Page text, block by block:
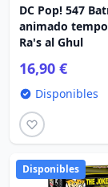
DC Pop! 547
animado
Ra's al Ghul
16,90 €
Disponibles
Disponibles